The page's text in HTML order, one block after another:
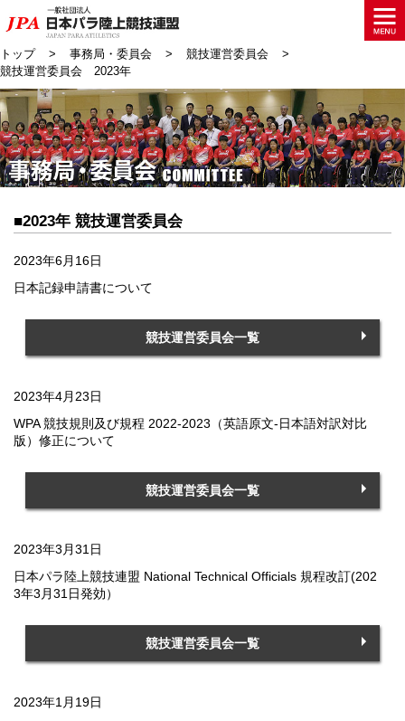
トップ 事務局・委員会
競技運営委員会
競技運営委員会 2023年
■2023年 競技運営委員会
2023年6月16日
日本記録申請書について
競技運営委員会一覧
2023年4月23日
WPA 競技規則及び規程 2022-2023（英語原文-日本語対訳対比
版）修正について
競技運営委員会一覧
2023年3月31日
日本パラ陸上競技連盟 National Technical Officials 規程改訂(202
3年3月31日発効）
競技運営委員会一覧
2023年1月19日